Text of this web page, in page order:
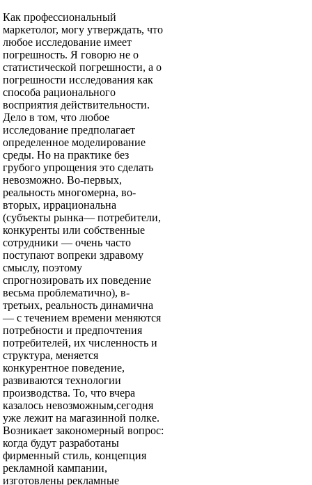
Как профессиональный
маркетолог, могу утверждать, что
любое исследование имеет
погрешность. Я говорю не о
статистической погрешности, а о
погрешности исследования как
способа рационального
восприятия действительности.
Дело в том, что любое
исследование предполагает
определенное моделирование
среды. Но на практике без
грубого упрощения это сделать
невозможно. Во-первых,
реальность многомерна, во-
вторых, иррациональна
(субъекты рынка— потребители,
конкуренты или собственные
сотрудники — очень часто
поступают вопреки здравому
смыслу, поэтому
спрогнозировать их поведение
весьма проблематично), в-
третьих, реальность динамична
— с течением времени меняются
потребности и предпочтения
потребителей, их численность и
структура, меняется
конкурентное поведение,
развиваются технологии
производства. То, что вчера
казалось невозможным,сегодня
уже лежит на магазинной полке.
Возникает закономерный вопрос:
когда будут разработаны
фирменный стиль, концепция
рекламной кампании,
изготовлены рекламные